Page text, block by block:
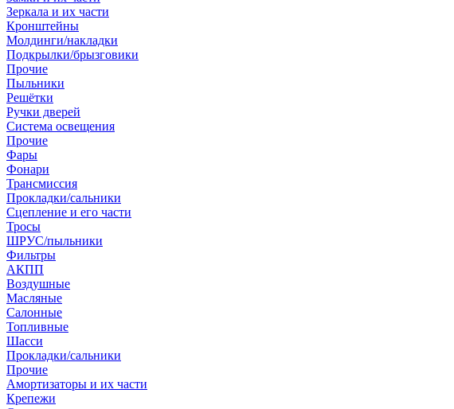
Зеркала и их части
Кронштейны
Молдинги/накладки
Подкрылки/брызговики
Прочие
Пыльники
Решётки
Ручки дверей
Система освещения
Прочие
Фары
Фонари
Трансмиссия
Прокладки/сальники
Сцепление и его части
Тросы
ШРУС/пыльники
Фильтры
АКПП
Воздушные
Масляные
Салонные
Топливные
Шасси
Прокладки/сальники
Прочие
Амортизаторы и их части
Крепежи